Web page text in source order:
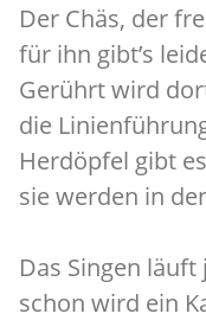
Der Chäs, der
für ihn gibt’s
Gerührt wird
die
Herdöpfel gibt
sie werden in
Das Singen
schon wird ein